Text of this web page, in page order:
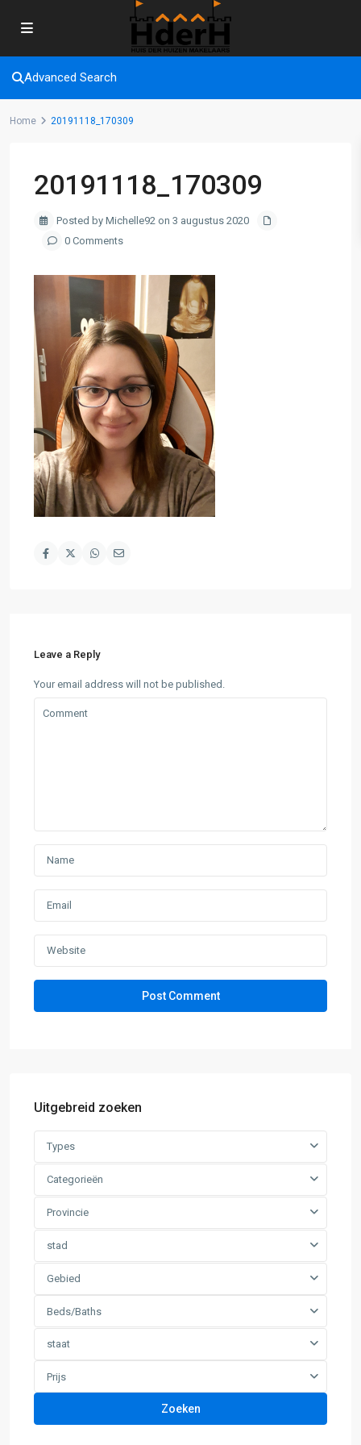
Advanced Search
Home 20191118_170309
20191118_170309
Posted by Michelle92 on 3 augustus 2020
0 Comments
Leave a Reply
Your email address will not be published.
Uitgebreid zoeken
Types
Categorieën
Provincie
stad
Gebied
Beds/Baths
staat
Prijs
Zoeken